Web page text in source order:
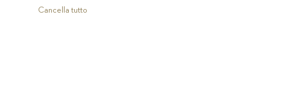
articolo
Cancella tutto